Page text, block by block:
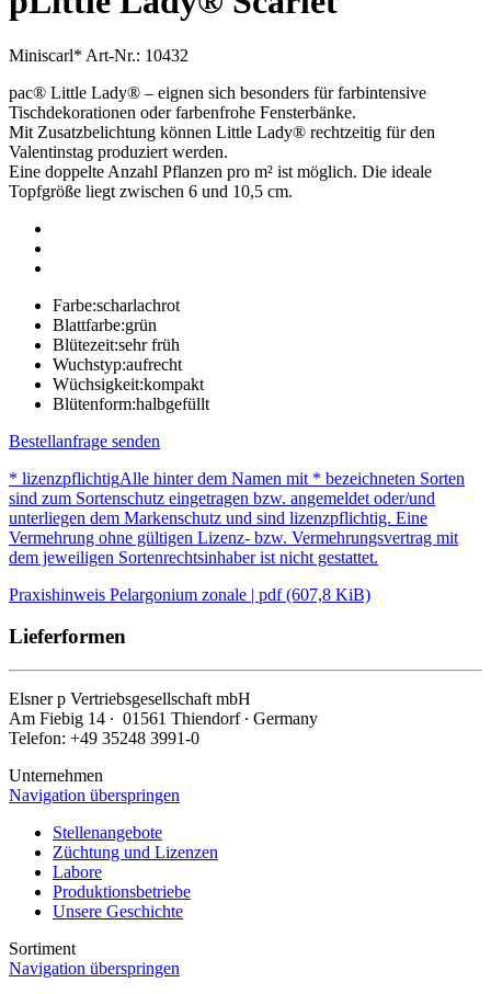
Miniscarl* Art-Nr.: 10432
pac® Little Lady® – eignen sich besonders für farbintensive
Tischdekorationen oder farbenfrohe Fensterbänke.
Mit Zusatzbelichtung können Little Lady® rechtzeitig für den
Valentinstag produziert werden.
Eine doppelte Anzahl Pflanzen pro m² ist möglich. Die ideale
Topfgröße liegt zwischen 6 und 10,5 cm.
Farbe:scharlachrot
Blattfarbe:grün
Blütezeit:sehr früh
Wuchstyp:aufrecht
Wüchsigkeit:kompakt
Blütenform:halbgefüllt
Bestellanfrage senden
* lizenzpflichtigAlle hinter dem Namen mit * bezeichneten Sorten
sind zum Sortenschutz eingetragen bzw. angemeldet oder/und
unterliegen dem Markenschutz und sind lizenzpflichtig. Eine
Vermehrung ohne gültigen Lizenz- bzw. Vermehrungsvertrag mit
dem jeweiligen Sortenrechtsinhaber ist nicht gestattet.
Praxishinweis Pelargonium zonale | pdf (607,8 KiB)
Lieferformen
Elsnerp Vertriebsgesellschaft mbH
Am Fiebig 14 ∙ 01561 Thiendorf ∙ Germany
Telefon: +49 35248 3991-0
Unternehmen
Navigation überspringen
Stellenangebote
Züchtung und Lizenzen
Labore
Produktionsbetriebe
Unsere Geschichte
Sortiment
Navigation überspringen